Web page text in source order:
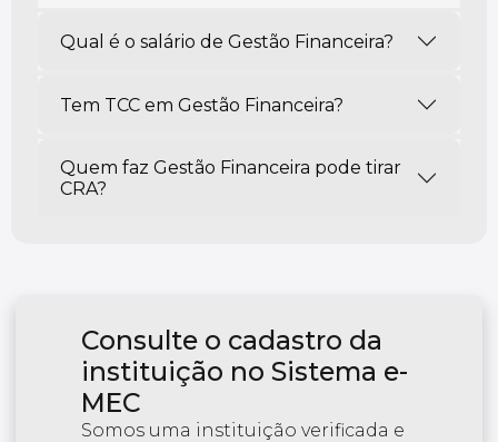
Qual é o salário de Gestão Financeira?
Tem TCC em Gestão Financeira?
Quem faz Gestão Financeira pode tirar
CRA?
Consulte o cadastro da
instituição no Sistema e-
MEC
Somos uma instituição verificada e